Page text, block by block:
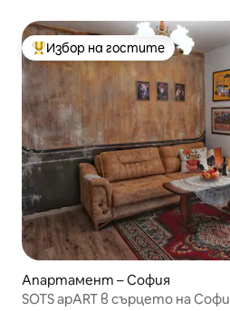
Най-популярен избор на
Избор на гостите
Апартамент – София
SOTS apART в сърцето на